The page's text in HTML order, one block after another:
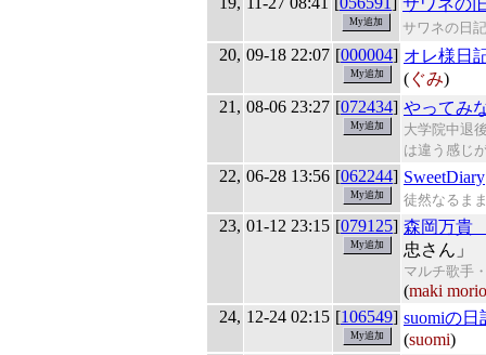
サワネの
サワネの日
20, 09-18 22:07 [000004] オレ様日
(ぐみ)
21, 08-06 23:27 [072434] やってみ
大学院中退
は違う感じ
22, 06-28 13:56 [062244] SweetDiary
徒然なるま
23, 01-12 23:15 [079125] 森岡万貴
忠さん」
マルチ歌手
(maki
24, 12-24 02:15 [106549] suomiの日
(suomi)